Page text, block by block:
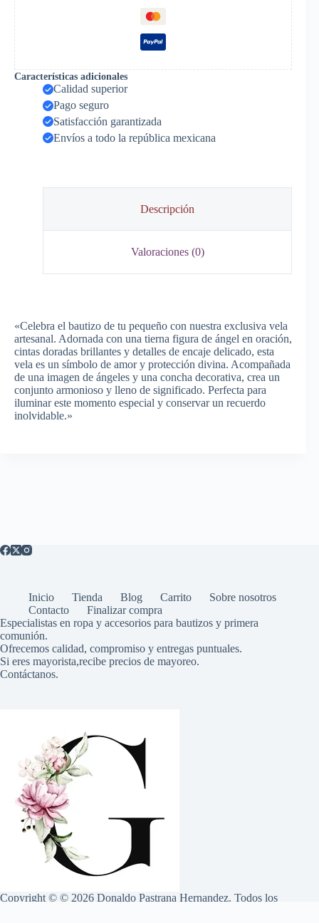
Características adicionales
Calidad superior
Pago seguro
Satisfacción garantizada
Envíos a todo la república mexicana
Descripción
Valoraciones (0)
«Celebra el bautizo de tu pequeño con nuestra exclusiva vela
artesanal. Adornada con una tierna figura de ángel en oración,
cintas doradas brillantes y detalles de encaje delicado, esta
vela es un símbolo de amor y protección divina. Acompañada
de una imagen de ángeles y una concha decorativa, crea un
conjunto armonioso y lleno de significado. Perfecta para
iluminar este momento especial y conservar un recuerdo
inolvidable.»
Inicio Tienda Blog Carrito
Sobre nosotros
Contacto
Finalizar compra
Especialistas en ropa y accesorios para bautizos y primera
comunión.
Ofrecemos calidad, compromiso y entregas puntuales.
Si eres mayorista,recibe precios de mayoreo.
Contáctanos.
Copyright © © 2026 Donaldo Pastrana Hernandez. Todos los